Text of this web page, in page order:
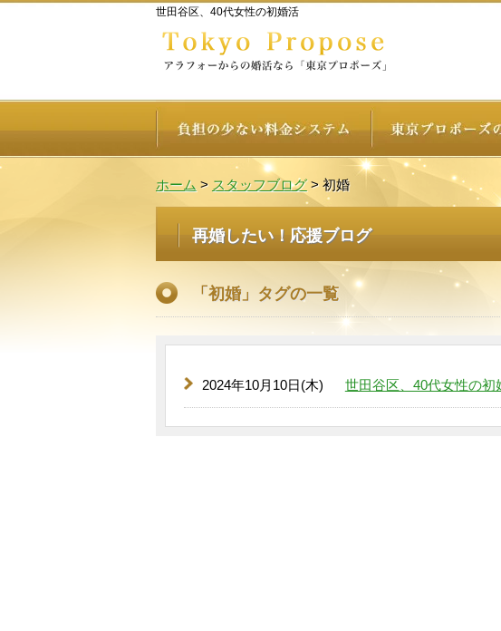
世田谷区、40代女性の初婚活
ホーム > スタッフブログ> 初婚
再婚したい！応援ブログ
「初婚」タグの一覧
2024年10月10日(木) 世田谷区、40代女性の初